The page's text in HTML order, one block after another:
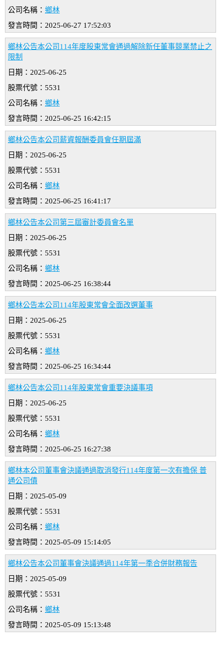
公司名稱： 鄉林
發言時間：2025-06-27 17:52:03
鄉林公告本公司114年度股東常會通過解除新任董事競業禁止之
限制
日期：2025-06-25
股票代號：5531
公司名稱： 鄉林
發言時間：2025-06-25 16:42:15
鄉林公告本公司薪資報酬委員會任期屆滿
日期：2025-06-25
股票代號：5531
公司名稱： 鄉林
發言時間：2025-06-25 16:41:17
鄉林公告本公司第三屆審計委員會名單
日期：2025-06-25
股票代號：5531
公司名稱： 鄉林
發言時間：2025-06-25 16:38:44
鄉林公告本公司114年股東常會全面改選董事
日期：2025-06-25
股票代號：5531
公司名稱： 鄉林
發言時間：2025-06-25 16:34:44
鄉林公告本公司114年股東常會重要決議事項
日期：2025-06-25
股票代號：5531
公司名稱： 鄉林
發言時間：2025-06-25 16:27:38
鄉林本公司董事會決議通過取消發行114年度第一次有擔保 普
通公司債
日期：2025-05-09
股票代號：5531
公司名稱： 鄉林
發言時間：2025-05-09 15:14:05
鄉林公告本公司董事會決議通過114年第一季合併財務報告
日期：2025-05-09
股票代號：5531
公司名稱： 鄉林
發言時間：2025-05-09 15:13:48